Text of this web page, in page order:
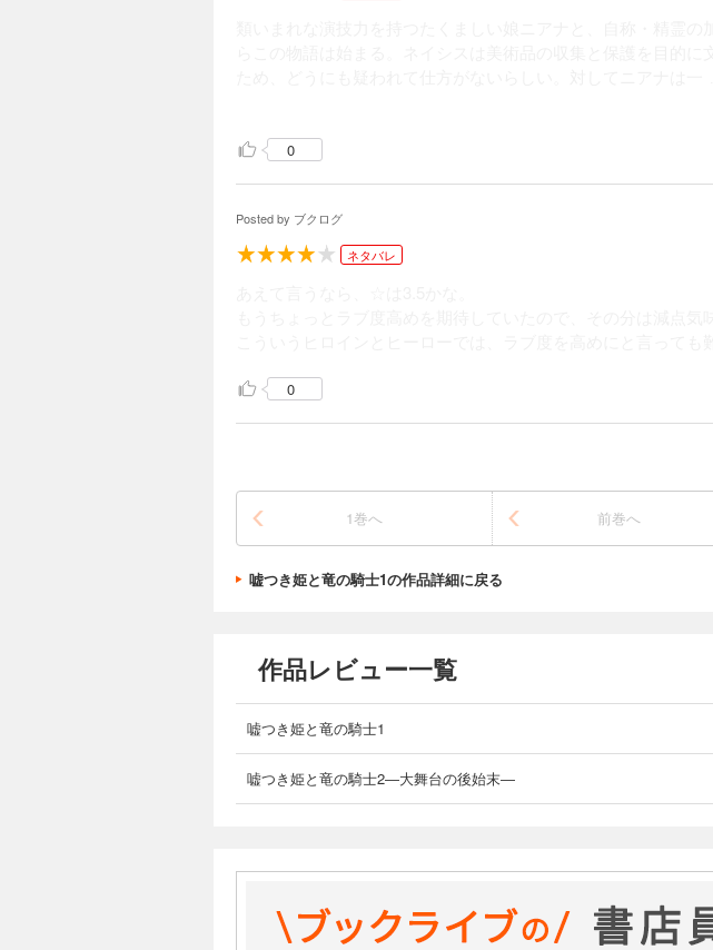
口が上手くて演技派のニアナと朴念仁で無表情のネイシスと
見られませんでしたけど(笑)ラストで唐突に愛の告白？をした
0
Posted by ブクログ
ネタバレ
0
1巻へ 前巻へ
嘘つき姫と竜の騎士1の作品詳細に戻る
作品レビュー一覧
嘘つき姫と竜の騎士1
嘘つき姫と竜の騎士2―大舞台の後始末―